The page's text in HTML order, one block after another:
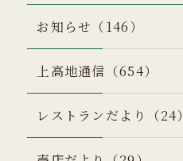
お知らせ（146）
上高地通信（654）
レストランだより（24）